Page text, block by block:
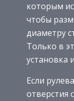
которым
чтобы
диаметру
Только в
установка
Если
отверстия